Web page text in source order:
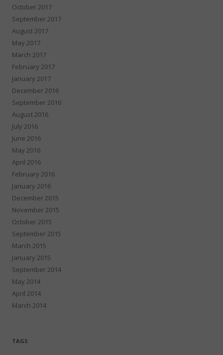
October 2017
September 2017
August 2017
May 2017
March 2017
February 2017
January 2017
December 2016
September 2016
August 2016
July 2016
June 2016
May 2016
April 2016
February 2016
January 2016
December 2015
November 2015
October 2015
September 2015
March 2015
January 2015
September 2014
May 2014
April 2014
March 2014
TAGS